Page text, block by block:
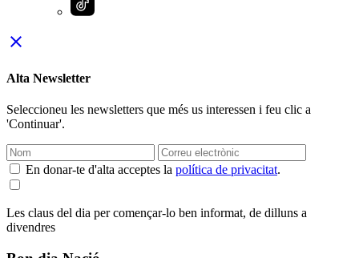
close
Alta Newsletter
Seleccioneu les newsletters que més us interessen i feu clic a
'Continuar'.
En donar-te d'alta acceptes la política de privacitat.
Les claus del dia per començar-lo ben informat, de dilluns a
divendres